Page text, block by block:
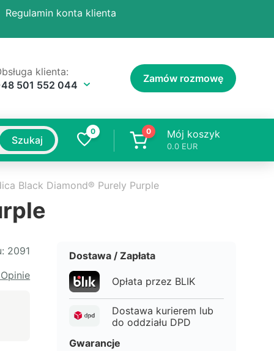
Regulamin konta klienta
klienta:
501 552 044
Zamów rozmowę
Szukaj
0 0 Mój koszyk
0.0 EUR
Black Diamond® Purely Purple
2091
Dostawa / Zapłata
Opłata przez BLIK
Dostawa kurierem lub
do oddziału DPD
Gwarancje